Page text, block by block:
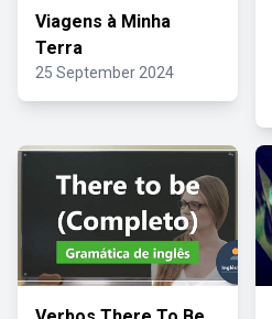
Viagens à Minha
Terra
25 September 2024